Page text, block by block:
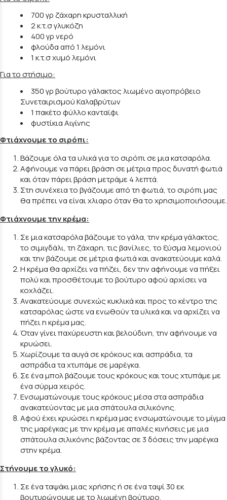
700 γρ ζάχαρη κρυσταλλική
2 κ.τ.σ γλυκόζη
400 γρ νερό
φλούδα από 1 λεμόνι
1 κ.τ.σ χυμό λεμόνι
Για το στήσιμο:
350 γρ βούτυρο γάλακτος λιωμένο αιγοπρόβειο
Συνεταιρισμού Καλαβρύτων
1 πακέτο φύλλο κανταϊφι
φυστίκια Αιγίνης
Φτιάχνουμε το σιρόπι:
Βάζουμε όλα τα υλικά για το σιρόπι σε μια κατσαρόλα.
Αφήνουμε να πάρει βράση σε μέτρια προς δυνατή φωτιά
και όταν πάρει βράση μετράμε 4 λεπτά.
Στη συνέχεια το βγάζουμε από τη φωτιά, το σιρόπι μας
θα πρέπει να είναι χλιαρο όταν θα το χρησιμοποιήσουμε.
Φτιάχνουμε την κρέμα:
Σε μια κατσαρόλα βάζουμε το γάλα, την κρέμα γάλακτος,
το σιμιγδάλι, τη ζάχαρη, τις βανίλιες, το ξύσμα λεμονιού
και την βάζουμε σε μέτρια φωτιά και ανακατεύουμε καλά.
Η κρέμα θα αρχίζει να πήζει, δεν την αφήνουμε να πήξει
πολύ και προσθέτουμε το βούτυρο αφού αρχίσει να
κοχλάζει.
Ανακατεύουμε συνεχώς κυκλικά και προς το κέντρο της
κατσαρόλας ώστε να ενωθούν τα υλικά και να αρχίζει να
πήζει η κρέμα μας.
Όταν γίνει παχύρευστη και βελούδινη, την αφήνουμε να
κρυώσει.
Χωρίζουμε τα αυγά σε κρόκους και ασπράδια, τα
ασπράδια τα χτυπάμε σε μαρέγκα.
Σε ένα μπολ βάζουμε τους κρόκους και τους χτυπάμε με
ένα σύρμα χειρός.
Ενσωματώνουμε τους κρόκους μέσα στα ασπράδια
ανακατεύοντας με μια σπάτουλα σιλικόνης.
Αφού έχει κρυώσει η κρέμα μας ενσωματώνουμε το μίγμα
της μαρέγκας με την κρέμα με απαλές κινήσεις με μια
σπάτουλα σιλικόνης βάζοντας σε 3 δόσεις την μαρέγκα
στην κρέμα.
Στήνουμε το γλυκό:
Σε ένα ταψάκι μιας χρήσης ή σε ένα ταψί 30 εκ
βουτυρώνουμε με το λιωμένη βούτυρο.